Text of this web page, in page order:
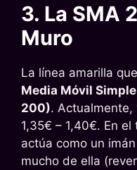
3. La SMA
Muro
La línea amarilla
Media Móvil
200). Actualmente,
1,35€ – 1,40€. En
actúa como un
mucho de ella